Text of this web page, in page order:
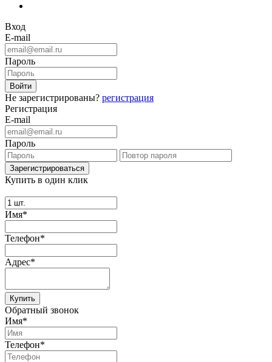
Вход
E-mail
Пароль
Не зарегистрированы? регистрация
Регистрация
E-mail
Пароль
Купить в один клик
Имя*
Телефон*
Адрес*
Купить
Обратный звонок
Имя*
Телефон*